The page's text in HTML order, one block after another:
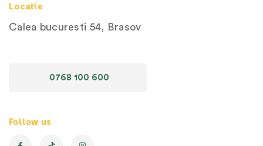
Locatie
Calea bucuresti 54, Brasov
0768 100 600
Follow us